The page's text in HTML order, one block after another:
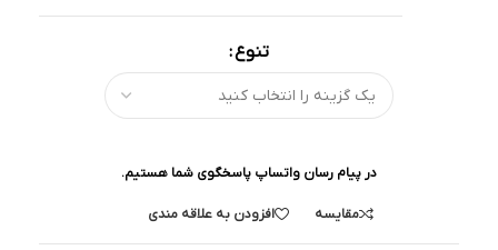
تنوع
در پیام رسان واتساپ پاسخگوی شما هستیم.
مقایسه افزودن به علاقه مندی